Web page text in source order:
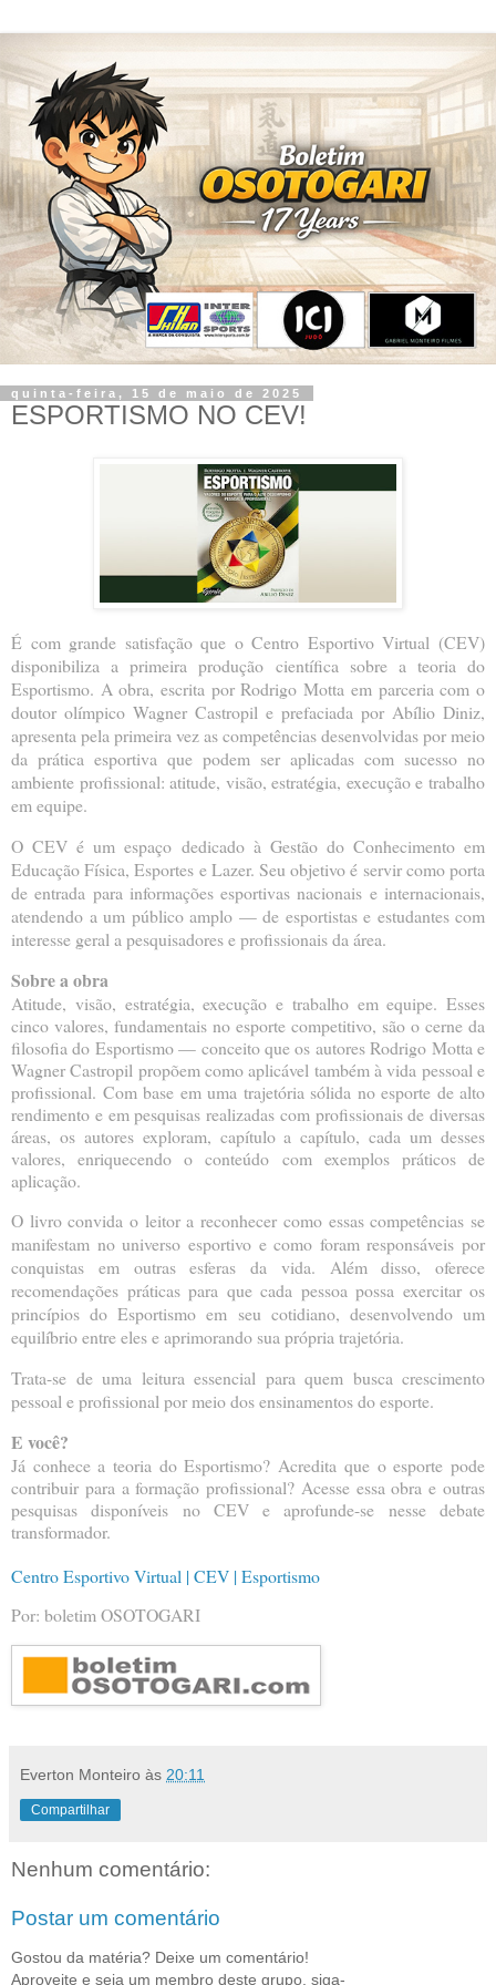
quinta-feira, 15 de maio de 2025
ESPORTISMO NO CEV!
É com grande satisfação que o Centro Esportivo Virtual (CEV)
disponibiliza a primeira produção científica sobre a teoria do
Esportismo. A obra, escrita por Rodrigo Motta em parceria com o
doutor olímpico Wagner Castropil e prefaciada por Abílio Diniz,
apresenta pela primeira vez as competências desenvolvidas por meio
da prática esportiva que podem ser aplicadas com sucesso no
ambiente profissional: atitude, visão, estratégia, execução e trabalho
em equipe.
O CEV é um espaço dedicado à Gestão do Conhecimento em
Educação Física, Esportes e Lazer. Seu objetivo é servir como porta
de entrada para informações esportivas nacionais e internacionais,
atendendo a um público amplo — de esportistas e estudantes com
interesse geral a pesquisadores e profissionais da área.
Sobre a obra
Atitude, visão, estratégia, execução e trabalho em equipe. Esses
cinco valores, fundamentais no esporte competitivo, são o cerne da
filosofia do Esportismo — conceito que os autores Rodrigo Motta e
Wagner Castropil propõem como aplicável também à vida pessoal e
profissional. Com base em uma trajetória sólida no esporte de alto
rendimento e em pesquisas realizadas com profissionais de diversas
áreas, os autores exploram, capítulo a capítulo, cada um desses
valores, enriquecendo o conteúdo com exemplos práticos de
aplicação.
O livro convida o leitor a reconhecer como essas competências se
manifestam no universo esportivo e como foram responsáveis por
conquistas em outras esferas da vida. Além disso, oferece
recomendações práticas para que cada pessoa possa exercitar os
princípios do Esportismo em seu cotidiano, desenvolvendo um
equilíbrio entre eles e aprimorando sua própria trajetória.
Trata-se de uma leitura essencial para quem busca crescimento
pessoal e profissional por meio dos ensinamentos do esporte.
E você?
Já conhece a teoria do Esportismo? Acredita que o esporte pode
contribuir para a formação profissional? Acesse essa obra e outras
pesquisas disponíveis no CEV e aprofunde-se nesse debate
transformador.
Centro Esportivo Virtual | CEV | Esportismo
Por: boletim OSOTOGARI
Everton Monteiro às 20:11
Compartilhar
Nenhum comentário:
Postar um comentário
Gostou da matéria? Deixe um comentário!
Aproveite e seja um membro deste grupo, siga-